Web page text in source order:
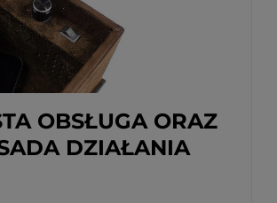
OBSŁUGA ORAZ
DZIAŁANIA